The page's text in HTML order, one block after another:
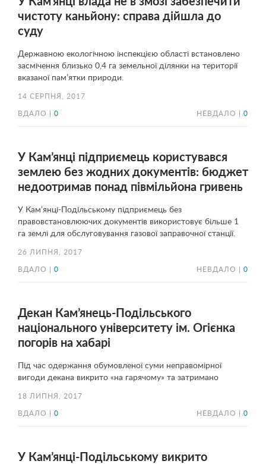
чистоту каньйону: справа дійшла до
суду
Державною екологічною інспекцією області встановлено
засмічення близько 0,4 га земельної ділянки на території
вказаної пам’ятки природи.
14 СЕРПНЯ, 2017
ВДАЛО | 0 НЕВДАЛО | 0
У Кам’янці підприємець користувався
землею без жодних документів: бюджет
недоотримав понад півмільйона гривень
У Кам’янці-Подільському підприємець без
правовстановлюючих документів використовує більше 1
га землі для обслуговування газової заправочної станції.
26 ЛИПНЯ, 2017
ВДАЛО | 0 НЕВДАЛО | 0
Декан Кам’янець-Подільського
національного університету ім. Огієнка
погорів на хабарі
Під час одержання обумовленої суми неправомірної
вигоди декана викрито «на гарячому» та затримано
18 ЛИПНЯ, 2017
ВДАЛО | 0 НЕВДАЛО | 0
У Кам’янці-Подільському викрито